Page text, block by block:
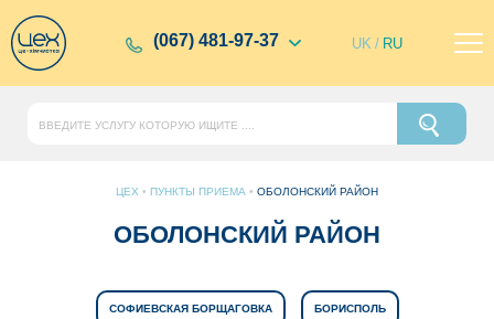
(067) 481-97-37 UK / RU
ЦЕХ • ПУНКТЫ ПРИЕМА • ОБОЛОНСКИЙ РАЙОН
ОБОЛОНСКИЙ РАЙОН
СОФИЕВСКАЯ БОРЩАГОВКА БОРИСПОЛЬ